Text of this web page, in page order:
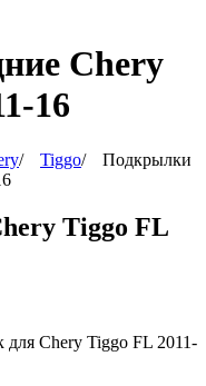
Chery
16
/ Tiggo/
Подкрылки
Tiggo FL
Chery Tiggo FL 2011-